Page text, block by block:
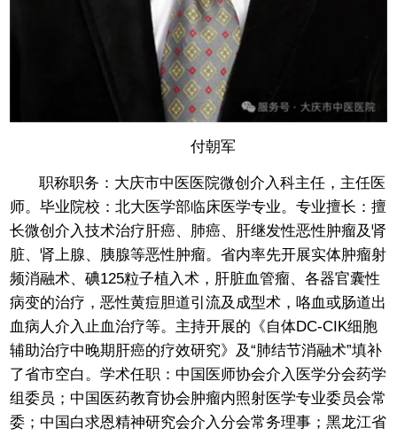
付朝军
职称职务：大庆市中医医院微创介入科主任，主任医
师。毕业院校：北大医学部临床医学专业。专业擅长：擅
长微创介入技术治疗肝癌、肺癌、肝继发性恶性肿瘤及肾
脏、肾上腺、胰腺等恶性肿瘤。省内率先开展实体肿瘤射
频消融术、碘125粒子植入术，肝脏血管瘤、各器官囊性
病变的治疗，恶性黄痘胆道引流及成型术，咯血或肠道出
血病人介入止血治疗等。主持开展的《自体DC-CIK细胞
辅助治疗中晚期肝癌的疗效研究》及“肺结节消融术”填补
了省市空白。学术任职：中国医师协会介入医学分会药学
组委员；中国医药教育协会肿瘤内照射医学专业委员会常
委；中国白求恩精神研究会介入分会常务理事；黑龙江省